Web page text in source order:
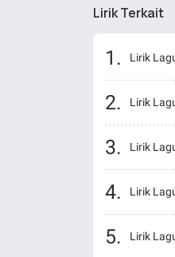
Lirik Terkait
Lirik
Lirik
Lirik
Lirik
Lirik